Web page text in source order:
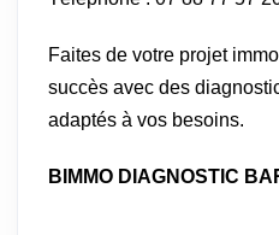
Faites de votre projet
succès avec des
adaptés à vos besoins.
BIMMO DIAGNOSTIC